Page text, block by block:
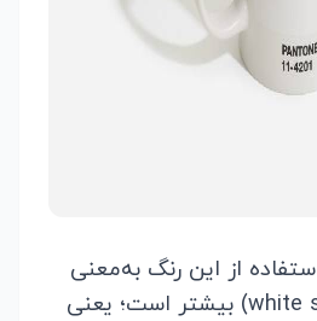
از این رنگ به‌معنی
فضای سفید (white space) بیشتر است؛ یعنی